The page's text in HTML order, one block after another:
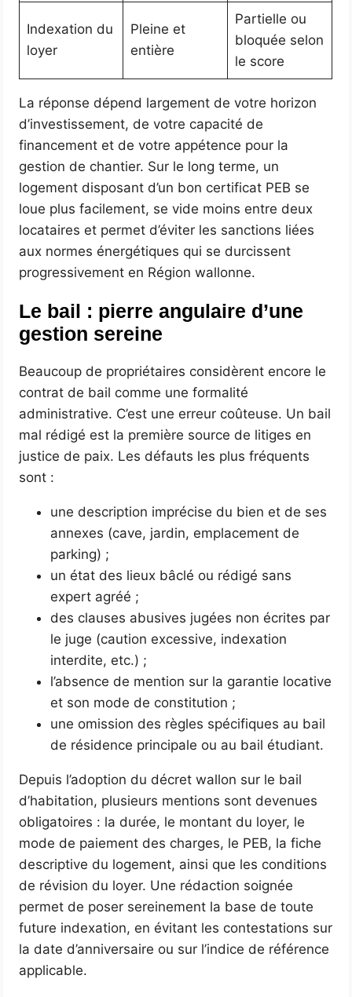
Indexation du
loyer
Pleine et
entière
Partielle ou
bloquée selon
le score
La réponse dépend largement de votre horizon
d’investissement, de votre capacité de
financement et de votre appétence pour la
gestion de chantier. Sur le long terme, un
logement disposant d’un bon certificat PEB se
loue plus facilement, se vide moins entre deux
locataires et permet d’éviter les sanctions liées
aux normes énergétiques qui se durcissent
progressivement en Région wallonne.
Le bail : pierre angulaire d’une
gestion sereine
Beaucoup de propriétaires considèrent encore le
contrat de bail comme une formalité
administrative. C’est une erreur coûteuse. Un bail
mal rédigé est la première source de litiges en
justice de paix. Les défauts les plus fréquents
sont :
une description imprécise du bien et de ses
annexes (cave, jardin, emplacement de
parking) ;
un état des lieux bâclé ou rédigé sans
expert agréé ;
des clauses abusives jugées non écrites par
le juge (caution excessive, indexation
interdite, etc.) ;
l’absence de mention sur la garantie locative
et son mode de constitution ;
une omission des règles spécifiques au bail
de résidence principale ou au bail étudiant.
Depuis l’adoption du décret wallon sur le bail
d’habitation, plusieurs mentions sont devenues
obligatoires : la durée, le montant du loyer, le
mode de paiement des charges, le PEB, la fiche
descriptive du logement, ainsi que les conditions
de révision du loyer. Une rédaction soignée
permet de poser sereinement la base de toute
future indexation, en évitant les contestations sur
la date d’anniversaire ou sur l’indice de référence
applicable.